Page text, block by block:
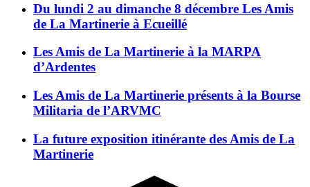
Du lundi 2 au dimanche 8 décembre Les Amis
de La Martinerie à Ecueillé
Les Amis de La Martinerie à la MARPA
d’Ardentes
Les Amis de La Martinerie présents à la Bourse
Militaria de l’ARVMC
La future exposition itinérante des Amis de La
Martinerie